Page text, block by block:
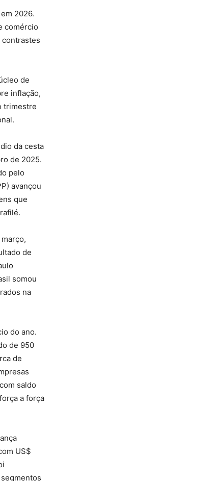
2026.
comércio
contrastes
de
inflação,
trimestre
da cesta
de 2025.
pelo
avançou
que
de
somou
na
do ano.
de 950
de
saldo
a força
US$